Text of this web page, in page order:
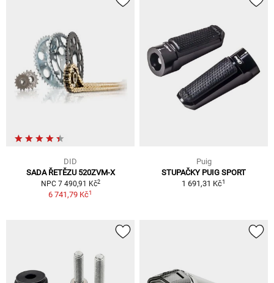
DID
SADA ŘETĚZU 520ZVM-X
NPC 7 490,91 Kč2
6 741,79 Kč1
Puig
STUPAČKY PUIG SPORT
1 691,31 Kč1